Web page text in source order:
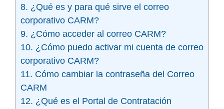
8. ¿Qué es y para qué sirve el correo
corporativo CARM?
9. ¿Cómo acceder al correo CARM?
10. ¿Cómo puedo activar mi cuenta de correo
corporativo CARM?
11. Cómo cambiar la contraseña del Correo
CARM
12. ¿Qué es el Portal de Contratación